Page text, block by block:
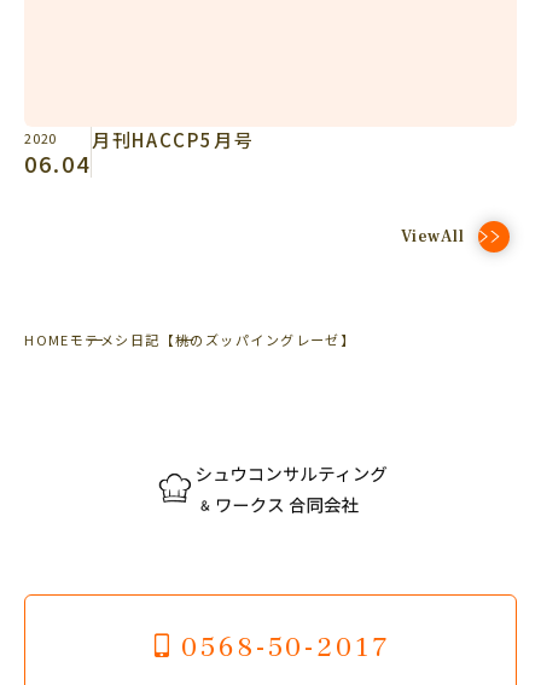
2020
06.04
月刊HACCP5月号
ViewAll
HOMEモテメシ日記 【桃のズッパイングレーゼ】
0568-50-2017